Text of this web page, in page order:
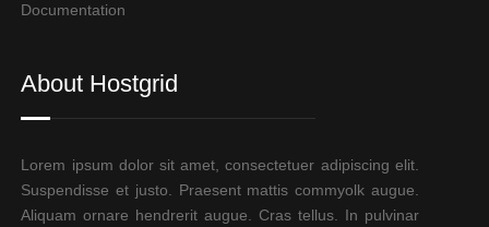
Documentation
About Hostgrid
Lorem ipsum dolor sit amet, consectetuer adipiscing elit.
Suspendisse et justo. Praesent mattis commyolk augue.
Aliquam ornare hendrerit augue. Cras tellus. In pulvinar